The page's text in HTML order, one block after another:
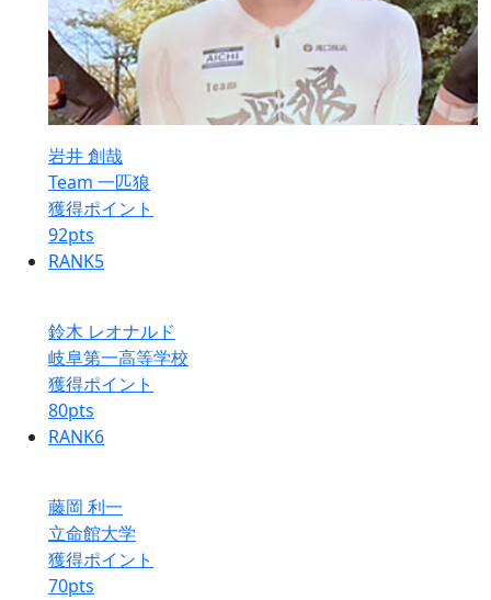
岩井 創哉
Team 一匹狼
獲得ポイント
92pts
RANK5
鈴木 レオナルド
岐阜第一高等学校
獲得ポイント
80pts
RANK6
藤岡 利一
立命館大学
獲得ポイント
70pts